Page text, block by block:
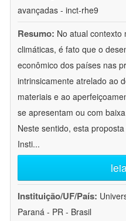
avançadas - inct-rhe9
Resumo: No atual contexto
climáticas, é fato que o
econômico dos países nas
intrinsicamente atrelado ao
materiais e ao
se apresentam ou com
Neste sentido, esta
Insti...
Instituição/UF/País:
Paraná - PR - Brasil